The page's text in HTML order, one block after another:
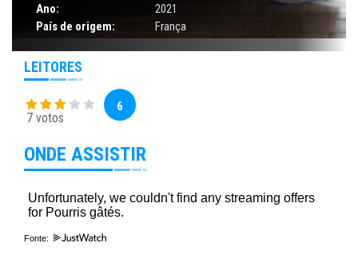
Ano:
2021
País de origem:
França
LEITORES
7 votos
6
ONDE ASSISTIR
Fonte: